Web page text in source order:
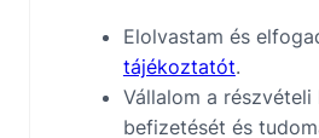
Elolvastam és
tájékoztatót.
Vállalom a részvételi
befizetését és